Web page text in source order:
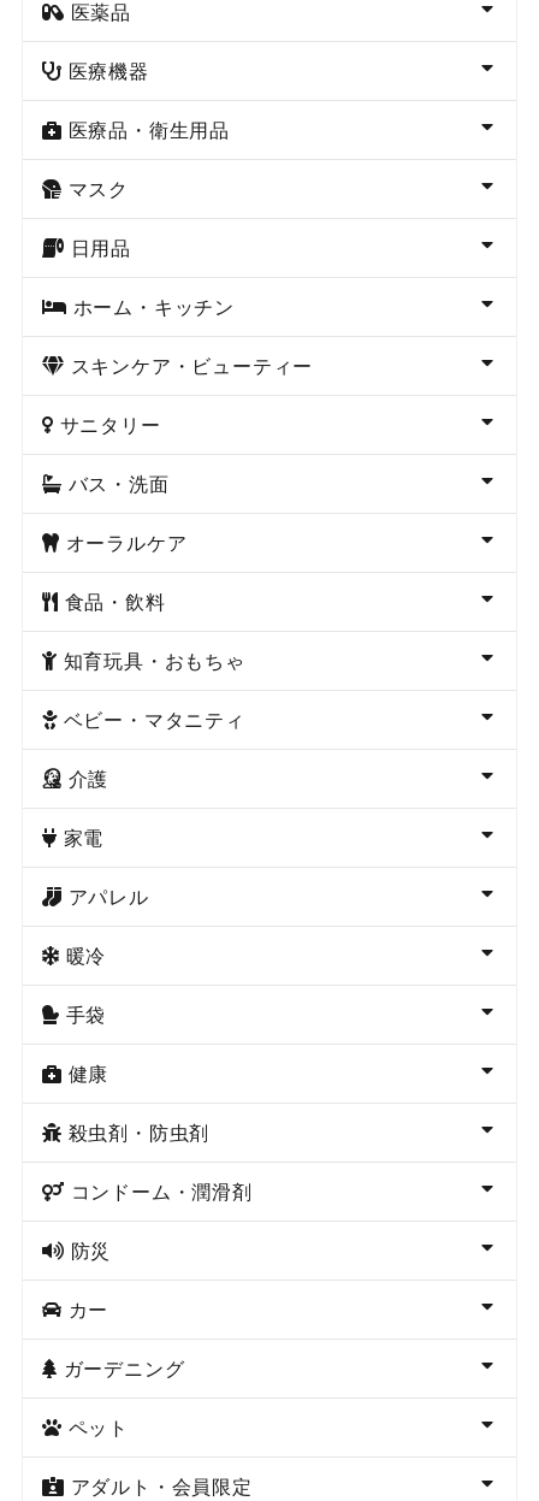
医薬品
医療機器
医療品・衛生用品
マスク
日用品
ホーム・キッチン
スキンケア・ビューティー
サニタリー
バス・洗面
オーラルケア
食品・飲料
知育玩具・おもちゃ
ベビー・マタニティ
介護
家電
アパレル
暖冷
手袋
健康
殺虫剤・防虫剤
コンドーム・潤滑剤
防災
カー
ガーデニング
ペット
アダルト・会員限定